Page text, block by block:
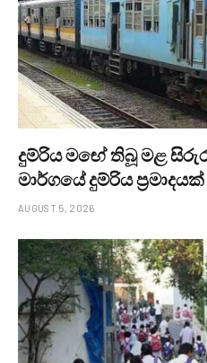
දුම්රිය මඟේ තිබූ මළ
මාර්ගයේ දුම්රිය ප්‍රමාදයක්
AUGUST 5, 2026